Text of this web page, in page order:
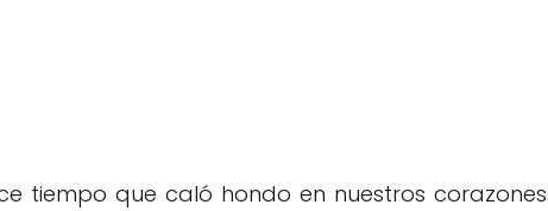
tiempo que caló hondo en nuestros corazones.